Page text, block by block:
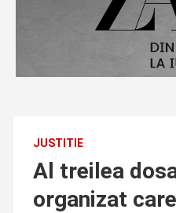
JUSTITIE
Al treilea
organizat